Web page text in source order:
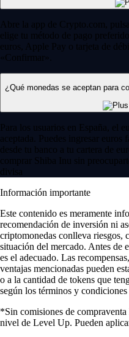
Abre la app de Crypto.com,
elige tu método de pago
euros, Apple Pay o tarjeta de
«Confirmar».
¿Qué monedas se aceptan para
Para los usuarios en España, el
aceptada. Puedes ingresar euros
desde tu banco a tu cartera de
comprar Shiba Inu sin
divisa
Información importante
Este contenido es meramente
recomendación de inversión ni
criptomonedas conlleva riesgos,
situación del mercado. Antes de
es el adecuado. Las
ventajas mencionadas pueden
o a la cantidad de tokens que
según los términos y condiciones
*Sin comisiones de
nivel de Level Up. Pueden